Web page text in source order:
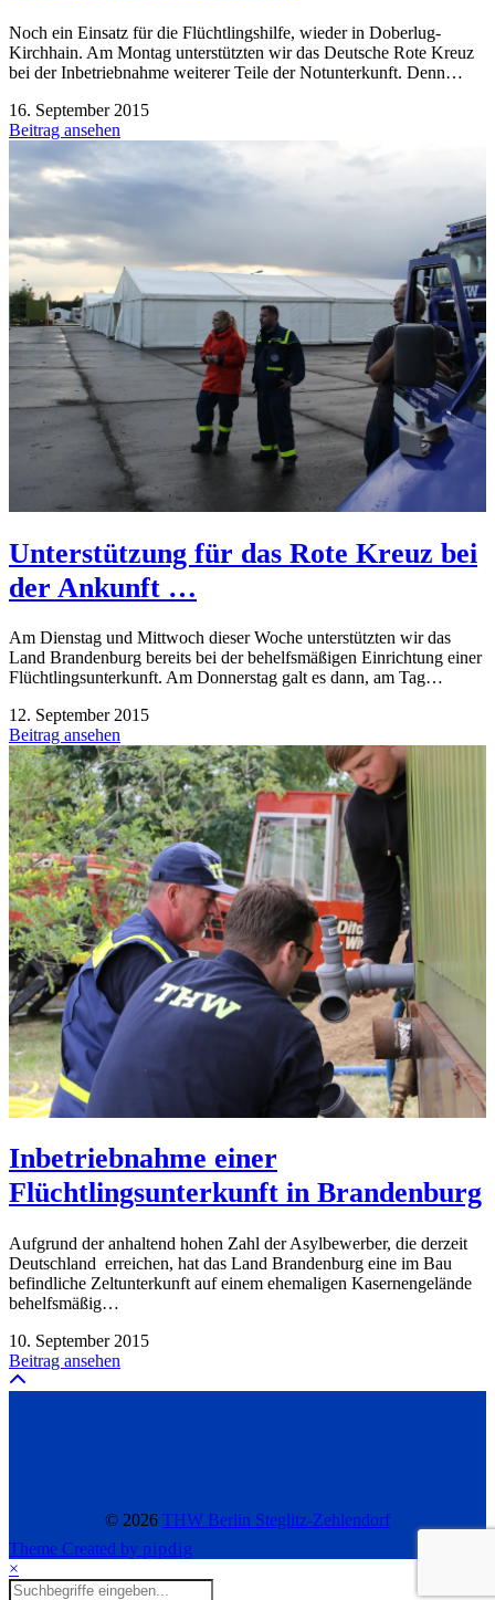
Noch ein Einsatz für die Flüchtlingshilfe, wieder in Doberlug-
Kirchhain. Am Montag unterstützten wir das Deutsche Rote Kreuz
bei der Inbetriebnahme weiterer Teile der Notunterkunft. Denn…
16. September 2015
Beitrag ansehen
Unterstützung für das Rote Kreuz bei
der Ankunft …
Am Dienstag und Mittwoch dieser Woche unterstützten wir das
Land Brandenburg bereits bei der behelfsmäßigen Einrichtung einer
Flüchtlingsunterkunft. Am Donnerstag galt es dann, am Tag…
12. September 2015
Beitrag ansehen
Inbetriebnahme einer
Flüchtlingsunterkunft in Brandenburg
Aufgrund der anhaltend hohen Zahl der Asylbewerber, die derzeit
Deutschland erreichen, hat das Land Brandenburg eine im Bau
befindliche Zeltunterkunft auf einem ehemaligen Kasernengelände
behelfsmäßig…
10. September 2015
Beitrag ansehen
© 2026 THW Berlin Steglitz-Zehlendorf
Theme Created by pipdig
×